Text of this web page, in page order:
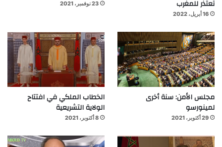
تعتذر للمغرب
16 أبريل، 2022
23 نوفمبر، 2021
مجلس الأمن: سنة أخرى
لمينورسو
29 أكتوبر، 2021
الخطاب الملكي في افتتاح
الولاية التشريعية
8 أكتوبر، 2021